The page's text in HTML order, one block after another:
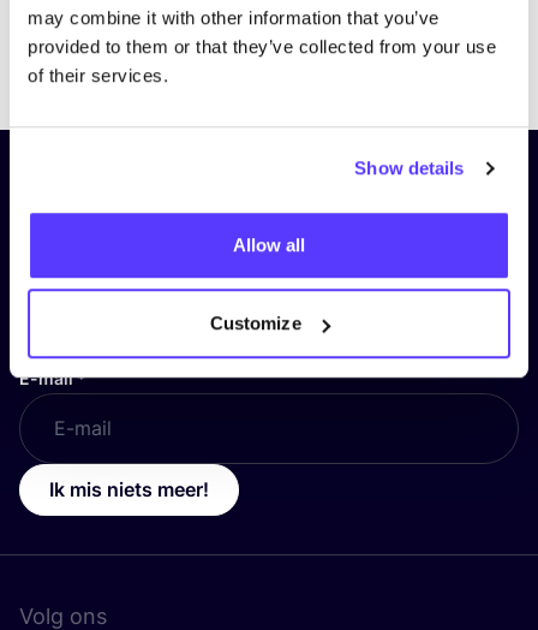
may combine it with other information that you’ve
provided to them or that they’ve collected from your use
of their services.
Show details
Allow all
Customize
PreviousNext
Schrijf je in op onze nieuwsbrief
en blijf op de hoogte!
Voornaam*
E-mail*
Ik mis niets meer!
Volg ons